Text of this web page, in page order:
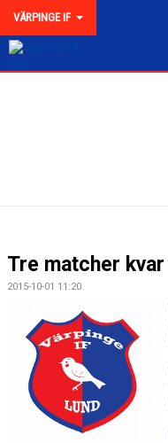
VÄRPINGE IF
KLUBBKOLLEKTION
Tre matcher kvar
2015-10-01 11:20